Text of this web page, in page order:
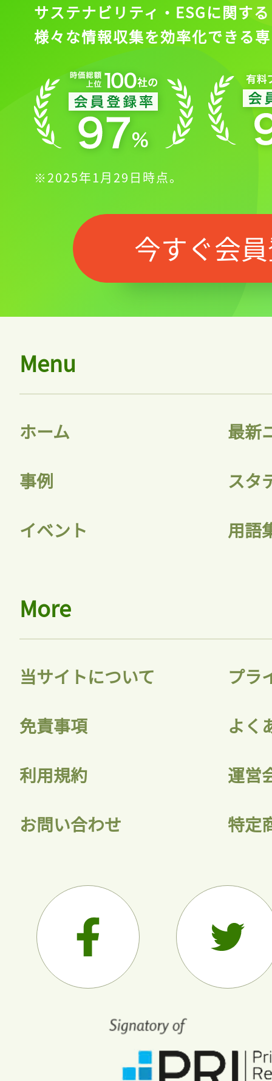
サステナビリティ・ESGに関する
様々な情報収集を効率化できる
※2025年1月29日時点。
今すぐ会
Menu
ホーム 最新
事例 スタ
イベント 用語
More
当サイトについて プラ
免責事項 よく
利用規約 運営
お問い合わせ 特定